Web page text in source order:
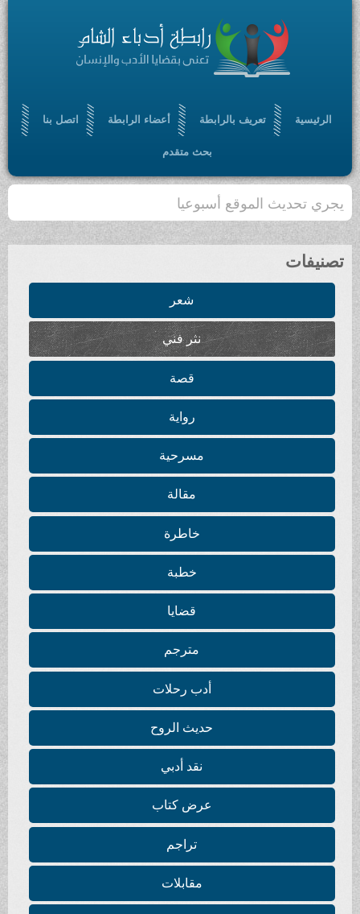
الرئيسية تعريف بالرابطة أعضاء الرابطة اتصل بنا
بحث متقدم
يجري تحديث الموقع أسبوعيا
تصنيفات
شعر
نثر فني
قصة
رواية
مسرحية
مقالة
خاطرة
خطبة
قضايا
مترجم
أدب رحلات
حديث الروح
نقد أدبي
عرض كتاب
تراجم
مقابلات